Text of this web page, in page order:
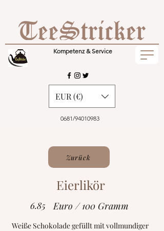
Kompetenz & Service
0681/94010983
EUR (€)
Zurück
Eierlikör
6.85 Euro / 100 Gramm
Weiße Schokolade gefüllt mit vollmundiger